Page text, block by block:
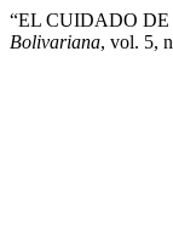
“EL CUIDADO
Bolivariana, vol. 5,